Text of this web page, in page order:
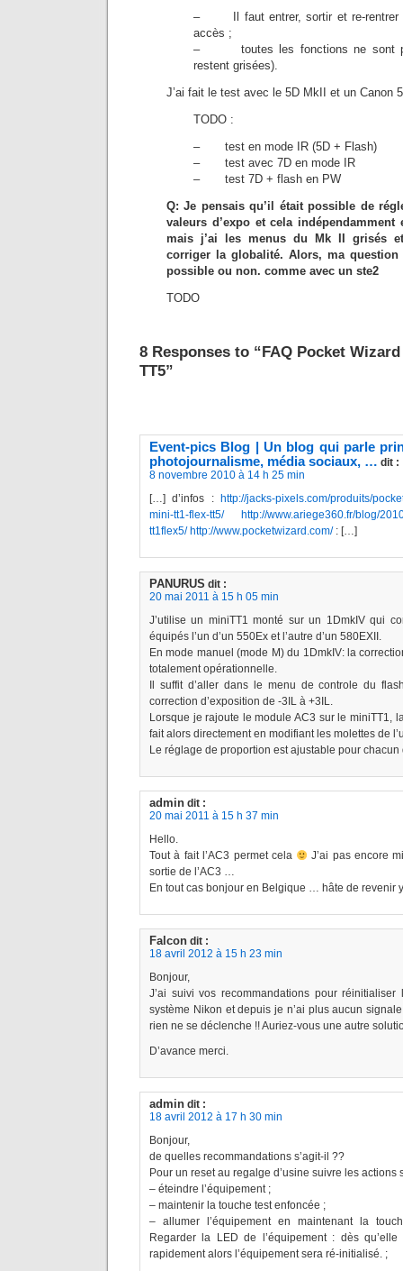
– Il faut entrer, sortir et re-rentrer
accès ;
– toutes les fonctions ne sont
restent grisées).
J’ai fait le test avec le 5D MkII et un Canon
TODO :
– test en mode IR (5D + Flash)
– test avec 7D en mode IR
– test 7D + flash en PW
Q: Je pensais qu’il était possible de
valeurs d’expo et cela indépendamment
mais j’ai les menus du Mk II grisés
corriger la globalité. Alors, ma
possible ou non. comme avec un ste2
TODO
8 Responses to “FAQ Pocket
TT5”
Event-pics Blog | Un blog qui parle
photojournalisme, média sociaux, … dit :
8 novembre 2010 à 14 h 25 min
[…] d’infos : http://jacks-pixels.com/produits/
mini-tt1-flex-tt5/
http://www.ariege360.fr/blog/
tt1flex5/ http://www.pocketwizard.com/: […]
PANURUS dit :
20 mai 2011 à 15 h 05 min
J’utilise un miniTT1 monté sur un 1DmkIV qui
équipés l’un d’un 550Ex et l’autre d’un 580EXII.
En mode manuel (mode M) du 1DmkIV: la
totalement opérationnelle.
Il suffit d’aller dans le menu de controle du
correction d’exposition de -3IL à +3IL.
Lorsque je rajoute le module AC3 sur le miniTT1,
fait alors directement en modifiant les molettes de
Le réglage de proportion est ajustable pour chacun
admin dit :
20 mai 2011 à 15 h 37 min
Hello.
Tout à fait l’AC3 permet cela
J’ai pas encore
sortie de l’AC3 …
En tout cas bonjour en Belgique … hâte de revenir
Falcon dit :
18 avril 2012 à 15 h 23 min
Bonjour,
J’ai suivi vos recommandations pour
système Nikon et depuis je n’ai plus aucun
rien ne se déclenche !! Auriez-vous une autre
D’avance merci.
admin dit :
18 avril 2012 à 17 h 30 min
Bonjour,
de quelles recommandations s’agit-il ??
Pour un reset au regalge d’usine suivre les actions
– éteindre l’équipement ;
– maintenir la touche test enfoncée ;
– allumer l’équipement en maintenant la
Regarder la LED de l’équipement : dès
rapidement alors l’équipement sera ré-initialisé. ;